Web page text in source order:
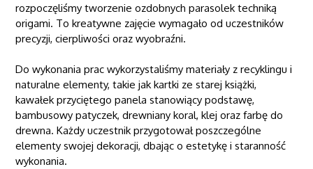
rozpoczęliśmy tworzenie ozdobnych parasolek techniką
origami. To kreatywne zajęcie wymagało od uczestników
precyzji, cierpliwości oraz wyobraźni.
Do wykonania prac wykorzystaliśmy materiały z recyklingu i
naturalne elementy, takie jak kartki ze starej książki,
kawałek przyciętego panela stanowiący podstawę,
bambusowy patyczek, drewniany koral, klej oraz farbę do
drewna. Każdy uczestnik przygotował poszczególne
elementy swojej dekoracji, dbając o estetykę i staranność
wykonania.